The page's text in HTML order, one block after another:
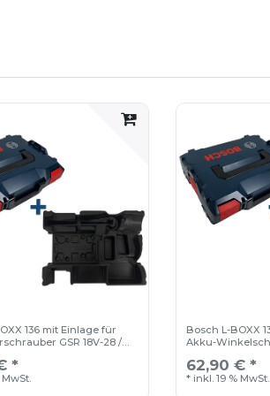
sich für die
50 kg. Für ihr
sowie einem pro-K award
136 mit Einlage für
GSR 18V-28 /
*
MwSt.
Bosch L-BOXX
Akku-
62,90 € *
* inkl. 19 % MwSt.